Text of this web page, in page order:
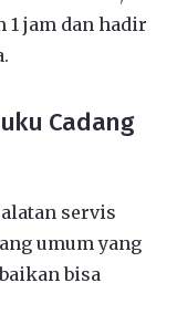
1 jam dan hadir
Cadang
servis
umum yang
bisa